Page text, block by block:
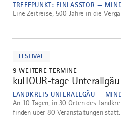
TREFFPUNKT: EINLASSTOR —
Eine Zeitreise, 500 Jahre in die
FESTIVAL
9 WEITERE TERMINE
5
kulTOUR-tage
LANDKREIS UNTERALLGÄU —
An 10 Tagen, in 30 Orten des
finden über 80 Veranstaltungen statt.